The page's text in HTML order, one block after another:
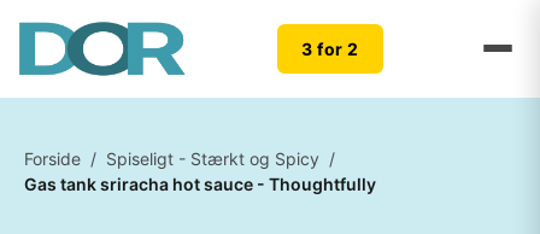
3 for 2
Forside / Spiseligt - Stærkt og Spicy /
Gas tank sriracha hot sauce - Thoughtfully